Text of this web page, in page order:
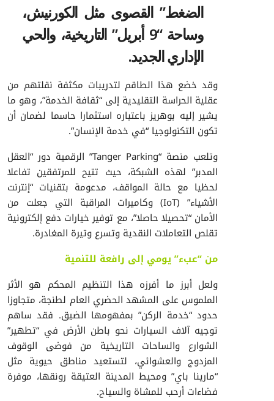
الضغط” القصوى مثل الكورنيش،
وساحة “9 أبريل” التاريخية، والحي
الإداري الجديد.
وقد خضع هذا الطاقم لتدريبات مكثفة نقلتهم من
عقلية الحراسة التقليدية إلى “ثقافة الخدمة”، وهو ما
يشير إليه بوهريز باعتباره استثمارا حاسما لضمان أن
تكون التكنولوجيا “في خدمة الإنسان”.
وتلعب منصة “Tanger Parking” الرقمية دور “العقل
المدبر” لهذه الشبكة، حيث تتيح للمرتفقين تفاعلا
لحظيا مع حالة المواقف، مدعومة بتقنيات “إنترنت
الأشياء” (IoT) وكاميرات المراقبة التي جعلت من
الأمان “تحصيلا حاصلا”، مع توفير خيارات دفع إلكترونية
تقلص التعاملات النقدية وتسرع وتيرة المغادرة.
من “عبء” يومي إلى رافعة للتنمية
ولعل أبرز ما أفرزه هذا التنظيم المحكم هو الأثر
الملموس على المشهد الحضري العام لطنجة، متجاوزا
حدود “خدمة الركن” بمفهومها الضيق. فقد ساهم
توجيه آلاف السيارات نحو باطن الأرض في “تطهير”
الشوارع والساحات التاريخية من فوضى الوقوف
المزدوج والعشوائي، لتستعيد مناطق حيوية مثل
“مارينا باي” ومحيط المدينة العتيقة رونقها، موفرة
فضاءات أرحب للمشاة والسياح.